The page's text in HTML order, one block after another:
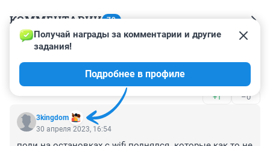
КОММЕНТАРИИ 79
Гость
Вы лучше покажите з.п. рядовых работников.
+1 –0
3kingdom
Получай награды за комментарии и другие
задания!
Подробнее в профиле
30 апреля 2023, 16:54